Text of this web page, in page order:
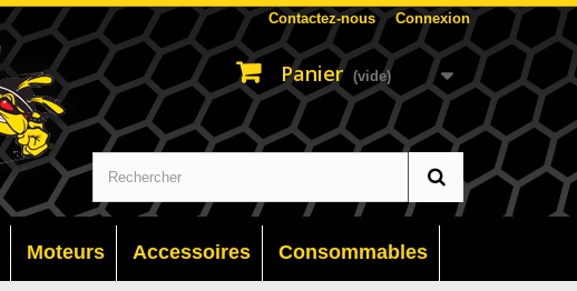
Connexion
Contactez-nous
Panier (vide)
Moteurs Accessoires Consommables